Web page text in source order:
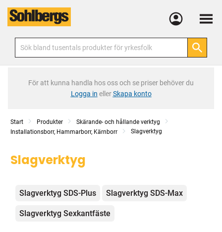
Meny
För att kunna handla hos oss och se priser behöver du
Logga in ellerSkapa konto
Start Produkter
Skärande- och hållande verktyg
Installationsborr, Hammarborr, Kärnborr
Slagverktyg
Slagverktyg
Kategorier
Slagverktyg SDS-Plus Slagverktyg SDS-Max
Slagverktyg Sexkantfäste